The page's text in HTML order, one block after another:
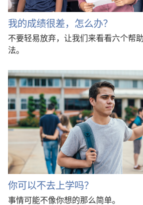
我的成绩很差，怎么办？
不要轻易放弃，让我们来看看六个帮
法。
你可以不去上学吗？
事情可能不像你想的那么简单。